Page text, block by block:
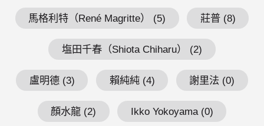
馬格利特（René Magritte） (5) 莊普 (8)
塩田千春（Shiota Chiharu） (2)
盧明德 (3) 賴純純 (4) 謝里法 (0)
顏水龍 (2) Ikko Yokoyama (0)